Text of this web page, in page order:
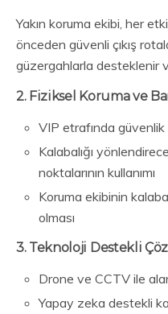
Yakın koruma ekibi, her
önceden güvenli çıkış
güzergahlarla desteklenir
2. Fiziksel Koruma ve
VIP etrafında güvenlik
Kalabalığı
noktalarının kullanımı
Koruma ekibinin
olması
3. Teknoloji Destekli
Drone ve CCTV ile
Yapay zeka destekli